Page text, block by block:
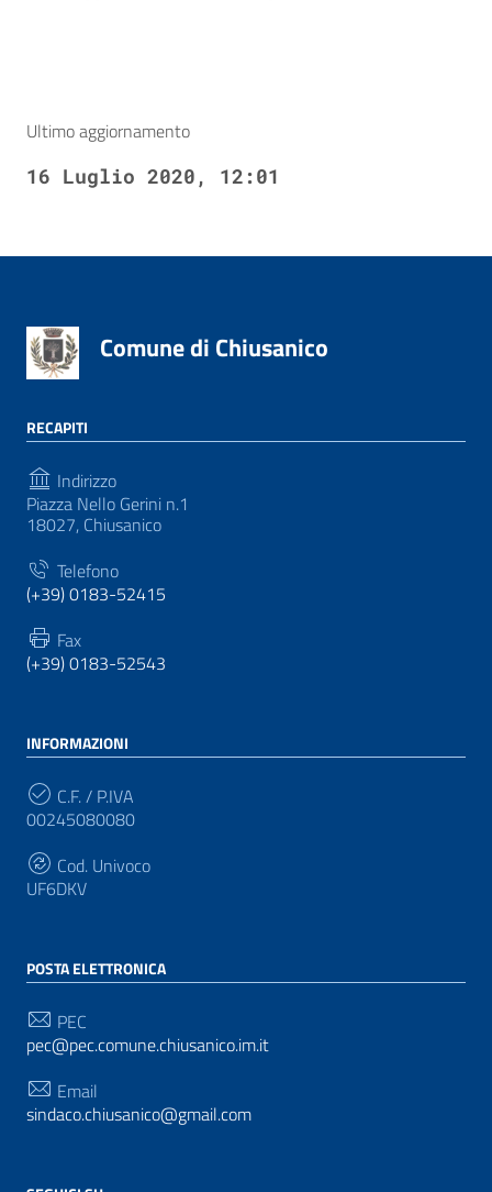
Ultimo aggiornamento
16 Luglio 2020, 12:01
Comune di Chiusanico
RECAPITI
Indirizzo
Piazza Nello Gerini n.1
18027, Chiusanico
Telefono
(+39) 0183-52415
Fax
(+39) 0183-52543
INFORMAZIONI
C.F. / P.IVA
00245080080
Cod. Univoco
UF6DKV
POSTA ELETTRONICA
PEC
pec@pec.comune.chiusanico.im.it
Email
sindaco.chiusanico@gmail.com